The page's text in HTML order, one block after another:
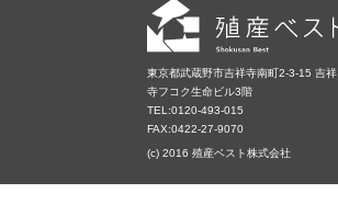
東京都武蔵野市吉祥寺南町2-3-15 吉祥
寺フコク生命ビル3階
TEL:0120-493-015
FAX:0422-27-9070
(c) 2016 殖産ベスト株式会社